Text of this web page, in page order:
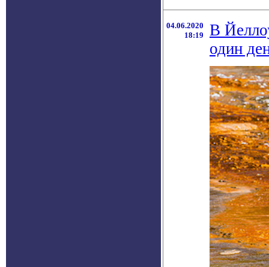
04.06.2020
18:19
В
один